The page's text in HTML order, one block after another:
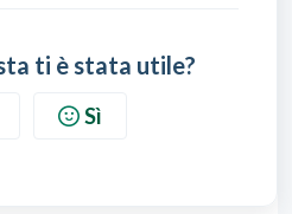
ti è stata utile?
Sì